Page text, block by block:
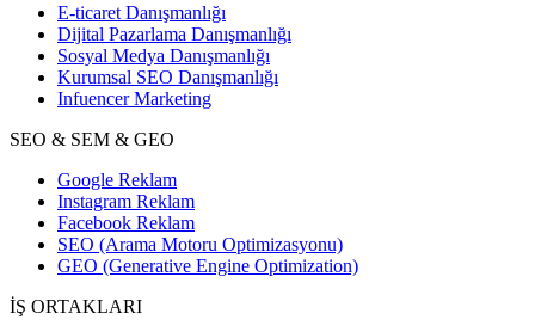
E-ticaret Danışmanlığı
Dijital Pazarlama Danışmanlığı
Sosyal Medya Danışmanlığı
Kurumsal SEO Danışmanlığı
Infuencer Marketing
SEO & SEM & GEO
Google Reklam
Instagram Reklam
Facebook Reklam
SEO (Arama Motoru Optimizasyonu)
GEO (Generative Engine Optimization)
İŞ ORTAKLARI